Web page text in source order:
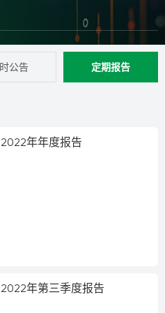
公告 定期报告
年年度报告
年第三季度报告